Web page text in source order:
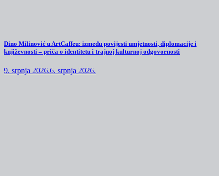
Dino Milinović u ArtCaffeu: između povijesti umjetnosti, diplomacije i
književnosti – priča o identitetu i trajnoj kulturnoj odgovornosti
9. srpnja 2026.6. srpnja 2026.